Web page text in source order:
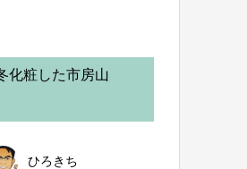
化粧した市房山
ひろきち